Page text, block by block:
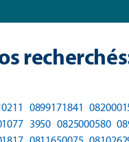
0899171841
3950 0825000580